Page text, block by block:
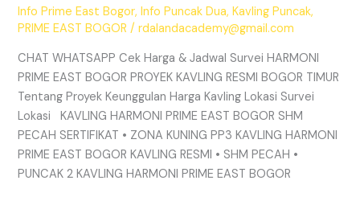
Info Prime East Bogor,Info Puncak Dua,Kavling Puncak,
PRIME EAST BOGOR /rdalandacademy@gmail.com
CHAT WHATSAPP Cek Harga & Jadwal Survei HARMONI
PRIME EAST BOGOR PROYEK KAVLING RESMI BOGOR TIMUR
Tentang Proyek Keunggulan Harga Kavling Lokasi Survei
Lokasi KAVLING HARMONI PRIME EAST BOGOR SHM
PECAH SERTIFIKAT • ZONA KUNING PP3 KAVLING HARMONI
PRIME EAST BOGOR KAVLING RESMI • SHM PECAH •
PUNCAK 2 KAVLING HARMONI PRIME EAST BOGOR